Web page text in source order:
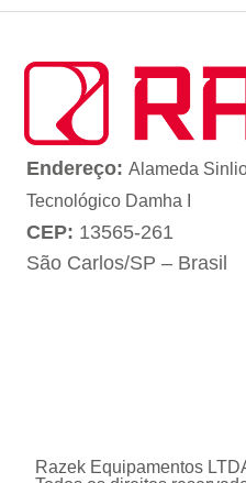
Endereço: Alameda
Tecnológico Damha I
CEP: 13565-261
São Carlos/SP – Brasil
Razek Equipamentos